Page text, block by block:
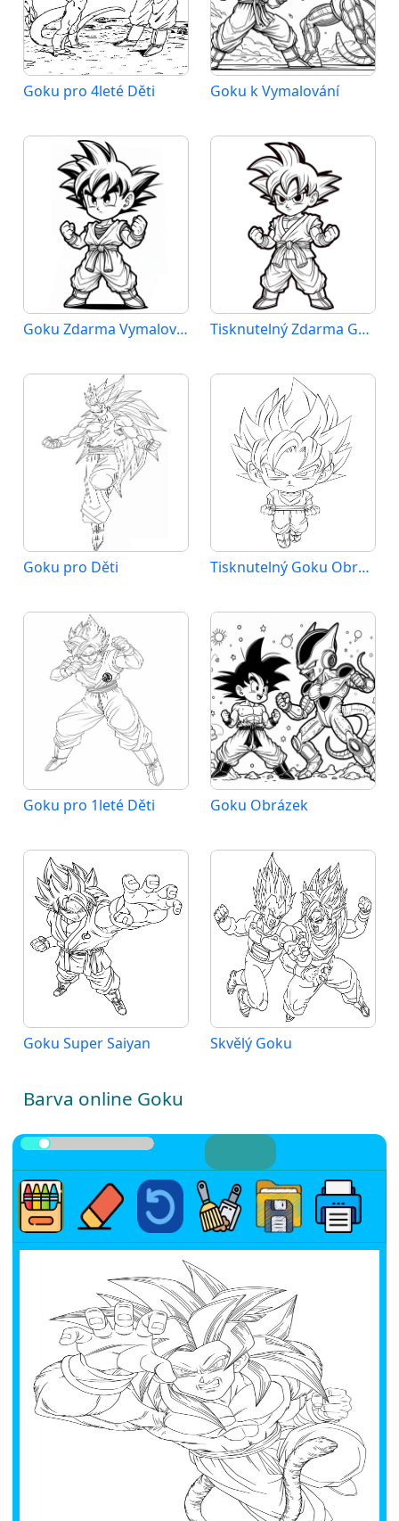
Goku pro 4leté Děti Goku k Vymalování
Goku Zdarma Vymalovatelné Obrázek Tisknutelný Zdarma Goku
Goku pro Děti Tisknutelný Goku Obrázek pro Děti
Goku pro 1leté Děti Goku Obrázek
Goku Super Saiyan Skvělý Goku
Barva online Goku